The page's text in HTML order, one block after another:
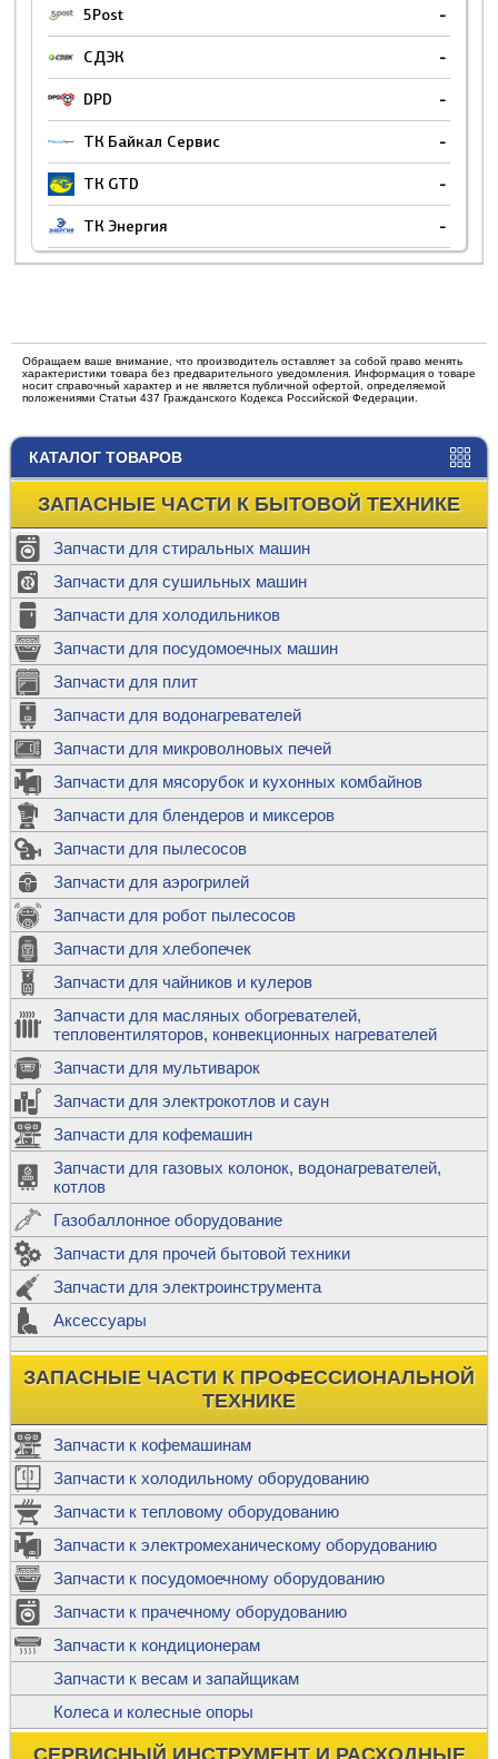
КАТАЛОГ ТОВАРОВ
ЗАПАСНЫЕ ЧАСТИ К БЫТОВОЙ ТЕХНИКЕ
Запчасти для стиральных машин
Запчасти для сушильных машин
Запчасти для холодильников
Запчасти для посудомоечных машин
Запчасти для плит
Запчасти для водонагревателей
Запчасти для микроволновых печей
Запчасти для мясорубок и кухонных комбайнов
Запчасти для блендеров и миксеров
Запчасти для пылесосов
Запчасти для аэрогрилей
Запчасти для робот пылесосов
Запчасти для хлебопечек
Запчасти для чайников и кулеров
Запчасти для масляных обогревателей,
тепловентиляторов, конвекционных нагревателей
Запчасти для мультиварок
Запчасти для электрокотлов и саун
Запчасти для кофемашин
Запчасти для газовых колонок, водонагревателей,
котлов
Газобаллонное оборудование
Запчасти для прочей бытовой техники
Запчасти для электроинструмента
Аксессуары
ЗАПАСНЫЕ ЧАСТИ К ПРОФЕССИОНАЛЬНОЙ
ТЕХНИКЕ
Запчасти к кофемашинам
Запчасти к холодильному оборудованию
Запчасти к тепловому оборудованию
Запчасти к электромеханическому оборудованию
Запчасти к посудомоечному оборудованию
Запчасти к прачечному оборудованию
Запчасти к кондиционерам
Запчасти к весам и запайщикам
Колеса и колесные опоры
СЕРВИСНЫЙ ИНСТРУМЕНТ И РАСХОДНЫЕ
5Post -
СДЭК -
DPD -
ТК Байкал Сервис -
ТК GTD -
ТК Энергия -
Обращаем ваше внимание, что производитель оставляет за собой право менять
характеристики товара без предварительного уведомления. Информация о товаре
носит справочный характер и не является публичной офертой, определяемой
положениями Статьи 437 Гражданского Кодекса Российской Федерации.